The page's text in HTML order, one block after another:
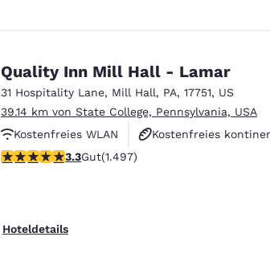
Quality Inn Mill Hall - Lamar
31 Hospitality Lane, Mill Hall, PA, 17751, US
39.14 km von State College, Pennsylvania, USA
Kostenfreies WLAN
Kostenfreies
Haustierfreundlich
3.32-Sterne-Bewertung. Gut. 1497 Bewertungen
3.3Gut(1.497)
Hoteldetails